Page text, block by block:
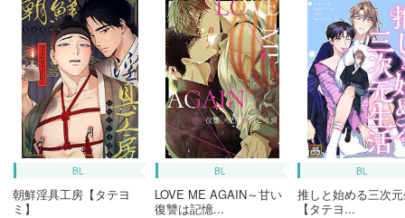
BL
朝鮮淫具工房【タテヨ
ミ】
BL
LOVE ME AGAIN～甘い
復讐は記憶...
BL
推しと始める三次
【タテヨ...